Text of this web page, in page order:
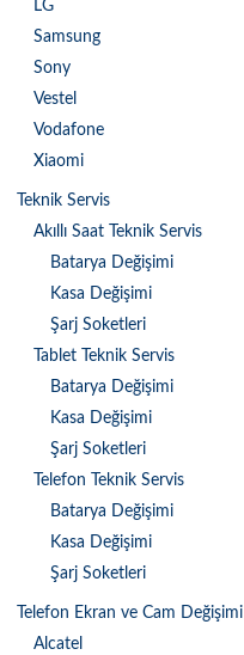
LG
Samsung
Sony
Vestel
Vodafone
Xiaomi
Teknik Servis
Akıllı Saat Teknik Servis
Batarya Değişimi
Kasa Değişimi
Şarj Soketleri
Tablet Teknik Servis
Batarya Değişimi
Kasa Değişimi
Şarj Soketleri
Telefon Teknik Servis
Batarya Değişimi
Kasa Değişimi
Şarj Soketleri
Telefon Ekran ve Cam Değişimi
Alcatel